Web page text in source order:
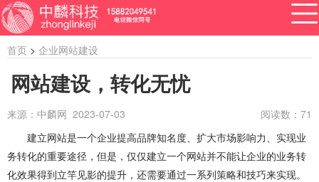
资讯
软件开发 系统开发 管理系统开发
首页 > 企业网站建设
网站建设，转化无忧
来源：中麟网 2023-07-03 阅读数： 71
建立网站是一个企业提高品牌知名度、扩大市场影响力、实现业
务转化的重要途径，但是，仅仅建立一个网站并不能让企业的业务转
化效果得到立竿见影的提升，还需要通过一系列策略和技巧来实现。